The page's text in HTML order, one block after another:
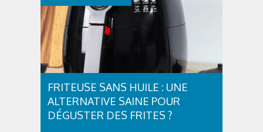
FRITEUSE SANS HUILE : UNE
ALTERNATIVE SAINE POUR
DÉGUSTER DES FRITES ?